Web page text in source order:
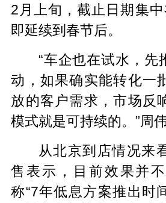
2月上旬，截止日期集中
即延续到春节后。
“车企也在试水，先
动，如果确实能转化一
放的客户需求，市场反
模式就是可持续的。”周伟
从北京到店情况来
售表示，目前效果并
称“7年低息方案推出时